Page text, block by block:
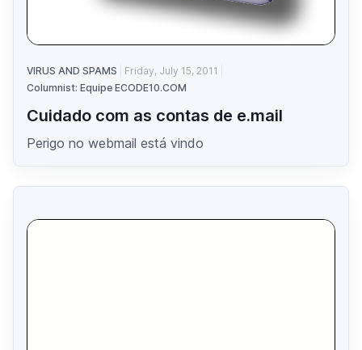
VIRUS AND SPAMS
Friday, July 15, 2011
Columnist: Equipe ECODE10.COM
Cuidado com as contas de e.mail
Perigo no webmail está vindo